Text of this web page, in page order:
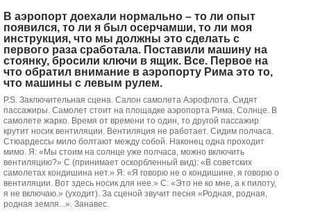
В аэропорт доехали нормально – то ли опыт
появился, то ли я был осерчамши, то ли моя
инструкция, что мы должны это сделать с
первого раза сработала. Поставили машину на
стоянку, бросили ключи в ящик. Все. Первое на
что обратил внимание в аэропорту Рима это то,
что машины с левым рулем.
P.S. Заключительная сцена. Салон самолета Аэрофлота. Сидят
пассажиры. Самолет стоит на площадке аэропорта Рима. Солнце. В
самолете жарко. Время от времени то один, то другой пассажир
крутит носик вентиляции. Вентиляция не работает. Сидим полчаса.
Стюардессы мило болтают между собой. Наконец одна проходит
мимо. Я: «Мы стоим на солнце уже полчаса, можно включить
вентиляцию?» С (принимает оскорбленный вид): «В советских
самолетах кондишина нет.» Я: «Я говорю не о кондишине, я говорю о
вентиляции. Вот здесь носик для нее.» С: «Это не ко мне, а к пилоту,
я не включаю.» (уходит). За сценой звучит песня «Родная, родная,
родная земля...». Занавес.